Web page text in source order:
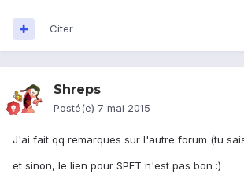
Citer
Shreps
Posté(e) 7 mai 2015
J'ai fait qq remarques sur l'autre forum (tu
et sinon, le lien pour SPFT n'est pas bon :)